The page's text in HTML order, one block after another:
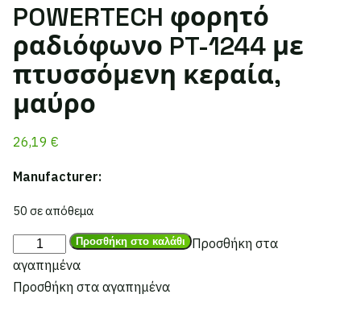
POWERTECH φορητό
ραδιόφωνο PT-1244 με
πτυσσόμενη κεραία,
μαύρο
26,19 €
Manufacturer:
50 σε απόθεμα
POWERTECH
φορητό
ραδιόφωνο
Προσθήκη στο καλάθι
Προσθήκη στα
αγαπημένα
Προσθήκη στα αγαπημένα